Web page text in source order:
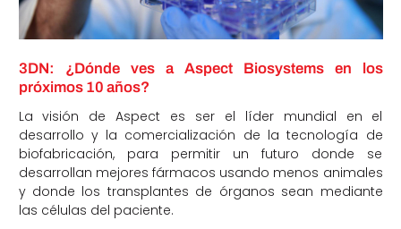
3DN: ¿Dónde ves a Aspect Biosystems en los
próximos 10 años?
La visión de Aspect es ser el líder mundial en el
desarrollo y la comercialización de la tecnología de
biofabricación, para permitir un futuro donde se
desarrollan mejores fármacos usando menos animales
y donde los transplantes de órganos sean mediante
las células del paciente.